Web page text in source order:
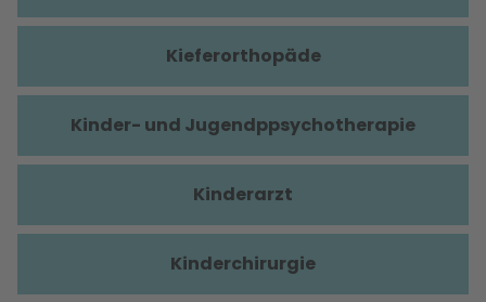
Kieferorthopäde
Kinder- und Jugendppsychotherapie
Kinderarzt
Kinderchirurgie